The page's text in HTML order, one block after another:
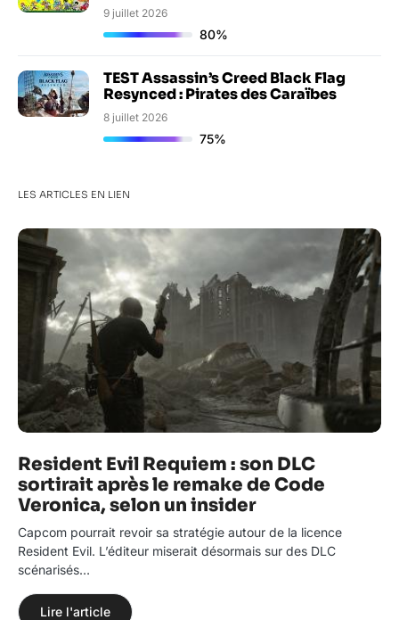
9 juillet 2026
80%
TEST Assassin’s Creed Black Flag
Resynced : Pirates des Caraïbes
8 juillet 2026
75%
LES ARTICLES EN LIEN
Resident Evil Requiem : son DLC
sortirait après le remake de Code
Veronica, selon un insider
Capcom pourrait revoir sa stratégie autour de la licence
Resident Evil. L’éditeur miserait désormais sur des DLC
scénarisés…
Lire l'article